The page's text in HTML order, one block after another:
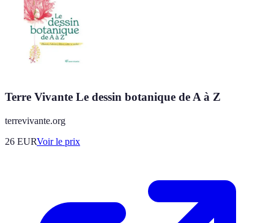
Terre Vivante Le dessin botanique de A à Z
terrevivante.org
26 EURVoir le prix